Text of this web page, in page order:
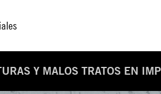
Y MALOS TRATOS EN